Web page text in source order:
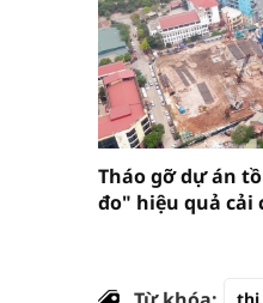
Tháo gỡ dự án
đo" hiệu quả cải
thị